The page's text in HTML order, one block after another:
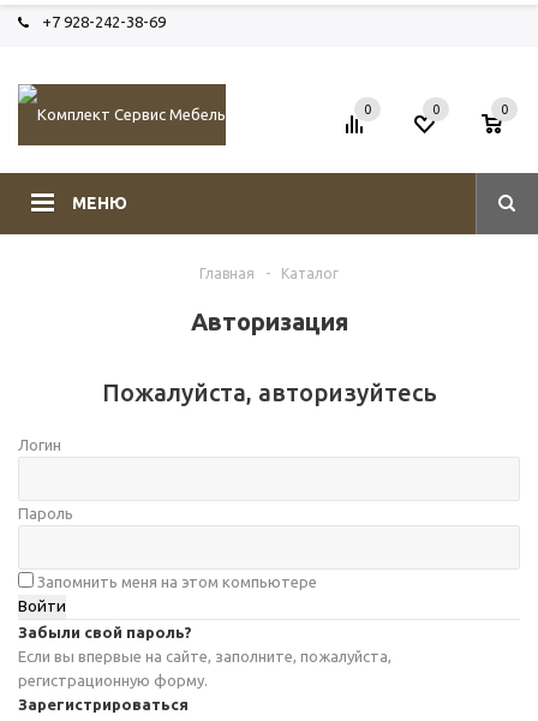
+7 928-242-38-69
МЕНЮ
0 0 0
Главная - Каталог
Авторизация
Пожалуйста, авторизуйтесь
Логин
Пароль
Запомнить меня на этом компьютере
Забыли свой пароль?
Если вы впервые на сайте, заполните, пожалуйста,
регистрационную форму.
Зарегистрироваться